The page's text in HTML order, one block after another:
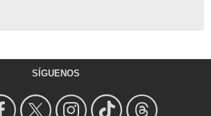
SÍGUENOS